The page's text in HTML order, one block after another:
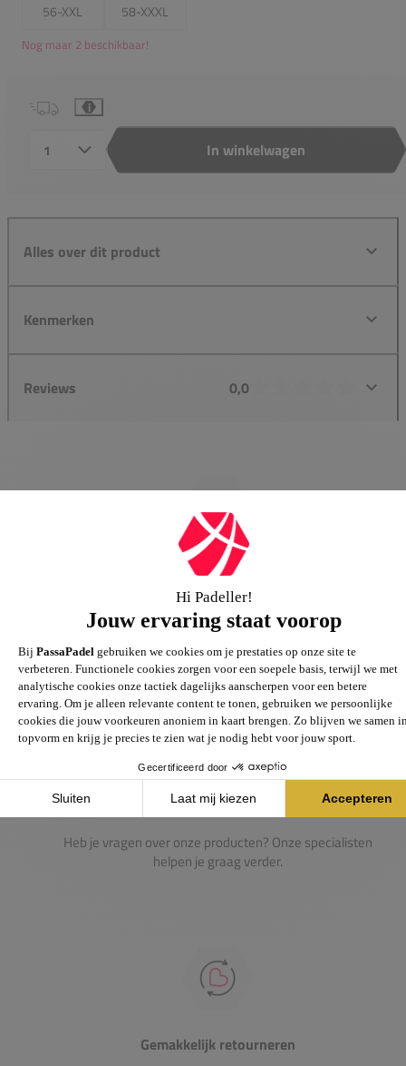
56-XXL
58-XXXL
Nog maar 2 beschikbaar!
i
In winkelwagen
Alles over dit product
Kenmerken
Reviews 0,0
Groot assortiment
Gigantisch assortiment met meer dan 21.000+
artikelen
Passie voor de sport
Heb je vragen over onze producten? Onze specialisten
helpen je graag verder.
Gemakkelijk retourneren